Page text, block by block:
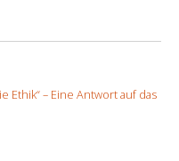
Ethik“ – Eine Antwort auf das